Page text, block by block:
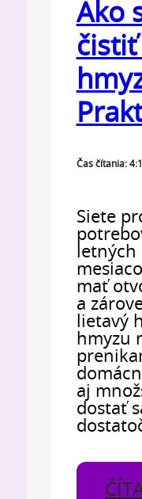
Ako
Čas čítania:
Siete
letných
mať
a
lietavý
hmyzu
aj
dostať